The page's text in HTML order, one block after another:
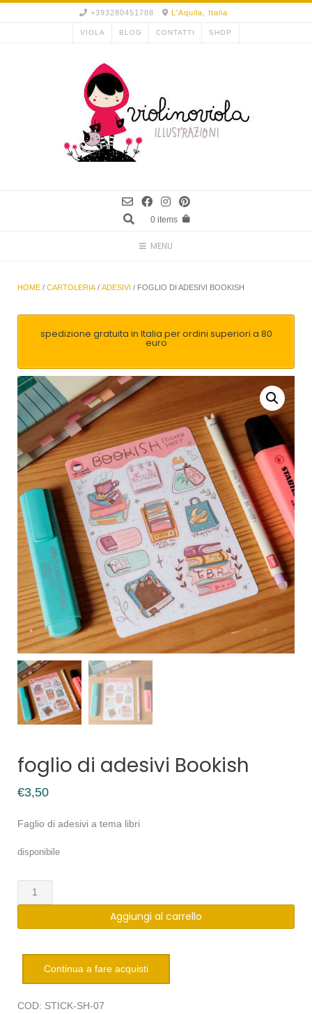
+393280451788 L'Aquila, Italia
VIOLA BLOG CONTATTI SHOP
0 items
MENU
HOME / CARTOLERIA / ADESIVI / FOGLIO DI ADESIVI BOOKISH
spedizione gratuita in Italia per ordini superiori a 80
euro
foglio di adesivi Bookish
€3,50
Faglio di adesivi a tema libri
disponibile
foglio
di
Aggiungi al carrello
Continua a fare acquisti
COD: STICK-SH-07